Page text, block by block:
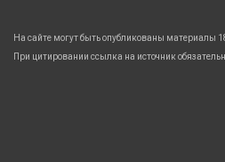
На сайте могут быть опубликованы материалы
При цитировании ссылка на источник